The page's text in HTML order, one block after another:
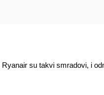
su takvi smradovi, i